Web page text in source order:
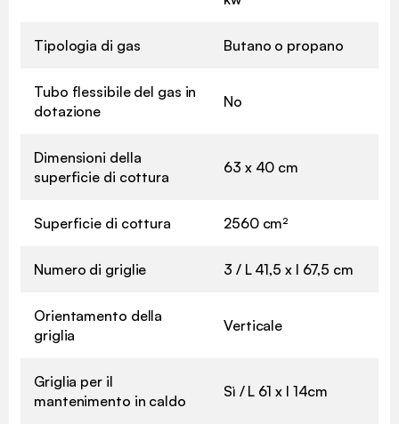
Tipologia di gas Butano o propano
Tubo flessibile del gas in
dotazione
No
Dimensioni della
superficie di cottura
63 x 40 cm
Superficie di cottura 2560 cm²
Numero di griglie 3 / L 41,5 x l 67,5 cm
Orientamento della
griglia
Verticale
Griglia per il
mantenimento in caldo
Sì / L 61 x l 14cm